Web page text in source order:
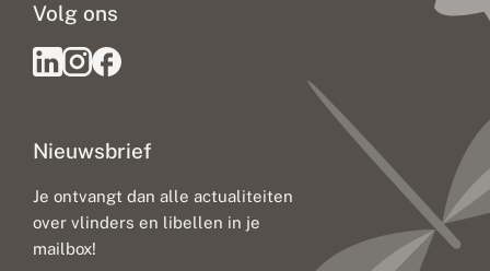
Nieuwsbrief
Je ontvangt dan alle actualiteiten
over vlinders en libellen in je
mailbox!
Volg ons